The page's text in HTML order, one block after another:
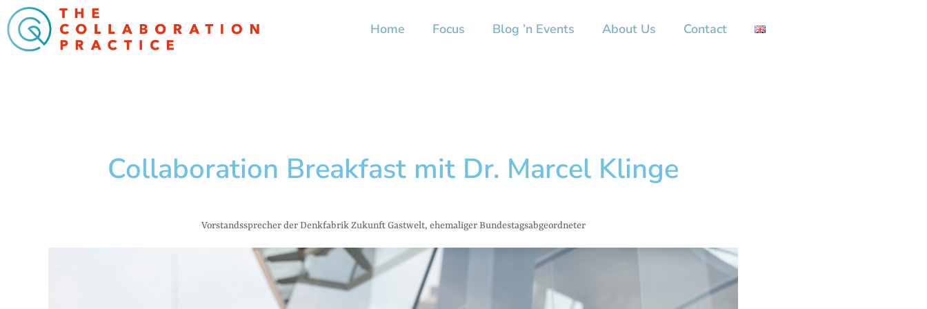
Home Focus Blog ’n Events About Us Contact
Collaboration Breakfast mit Dr. Marcel Klinge
Vorstandssprecher der Denkfabrik Zukunft Gastwelt, ehemaliger Bundestagsabgeordneter